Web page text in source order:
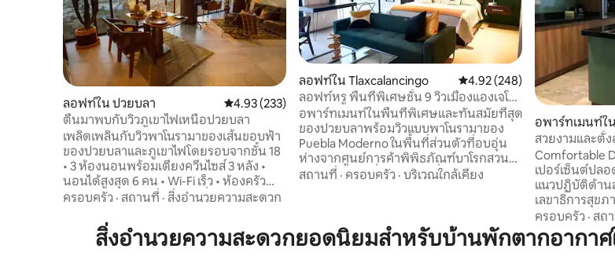
ลอฟท์ใน ปวยบลา คะแนนเฉลี่ย 4.93 จาก 5, 233 รีวิว
4.93 (233)
ตื่นมาพบกับวิวภูเขาไฟเหนือปวยบลา
เพลิดเพลินกับวิวพาโนรามาของเส้นขอบฟ้า
ของปวยบลาและภูเขาไฟโดยรอบจากชั้น 18
• 3 ห้องนอนพร้อมเตียงควีนไซส์ 3 หลัง •
นอนได้สูงสุด 6 คน • Wi-Fi เร็ว • ห้องครัว
พร้อมอุปกรณ์ครบครัน • เครื่องซักผ้าและ
360° พร้อมวิวเมืองและภูเขาไฟแบบพาโนรา
มา • ห้องออกกำลังกาย • พื้นที่สำหรับเด็ก •
ครอบครัว · สถานที่ · สิ่งอำนวยความสะดวก
ลอฟท์ใน Tlaxcalancingo คะแนนเฉลี่ย 4.92 จาก 5, 248 รี
4.92 (248)
ลอฟท์หรู พื้นที่พิเศษชั้น 9 วิวเมืองแองเจโล
โปลิส
อพาร์ทเมนท์ในพื้นที่พิเศษและทันสมัยที่สุด
ของปวยบลาพร้อมวิวแบบพาโนรามาของ
Puebla Moderno ในพื้นที่ส่วนตัวที่อบอุ่น
ห่างจากศูนย์การค้าพิพิธภัณฑ์บาโรกสวน
สาธารณะและอื่นๆเพียงไม่กี่ก้าว ขอให้มี
เพลิดเพลินและผ่อนคลายในการเข้าพัก
ระยะสั้นหรือระยะยาว ใช้ประโยชน์จากสิ่ง
สถานที่ · ครอบครัว · บริเวณใกล้เคียง
อพาร์ทเมนท์ใน
อกซ์ปาน
สวยงามและตั้
LV1
Comfortable
เปอร์เซ็นต์ปล
แนวปฏิบัติด้าน
เลขาธิการสุข
สถานการณ์
มองเห็นพีระมิ
ทึ่ง.... เดินไปยั
ครอบครัว · สถ
สิ่งอำนวยความสะดวกยอดนิยมสำหรับบ้านพักตากอากาศใ